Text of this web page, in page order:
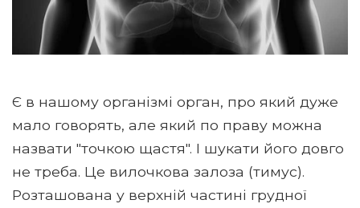
Є в нашому організмі орган, про який дуже
мало говорять, але який по праву можна
назвати "точкою щастя". І шукати його довго
не треба. Це вилочкова залоза (тимус).
Розташована у верхній частині грудної